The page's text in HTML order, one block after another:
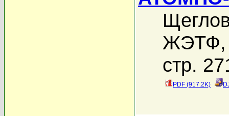
ЖЭТФ,
стр.
PDF (917.2K)